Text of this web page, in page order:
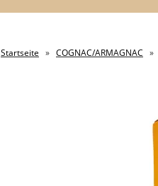
Startseite » COGNAC/ARMAGNAC »